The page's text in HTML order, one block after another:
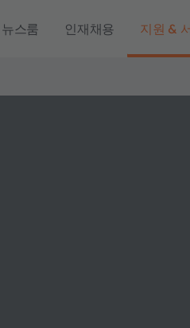
뉴스룸 인재채용 지원 &